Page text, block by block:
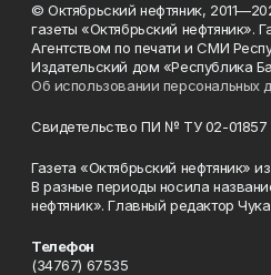
© Октябрьский нефтяник,
газеты «Октябрьский нефтяник».
Агентством по печати и СМИ
Издательский дом «Республика
Об использовании персональных
Свидетельство ПИ № ТУ 02-01857
Газета «Октябрьский нефтяник»
В разные периоды носила
нефтяник». Главный редактор
Телефон
(34767) 67535